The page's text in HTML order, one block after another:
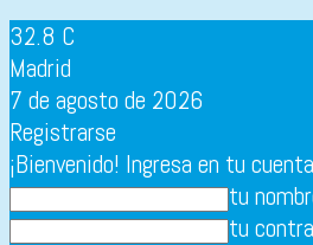
32.8 C
Madrid
7 de agosto de 2026
Registrarse
¡Bienvenido! Ingresa en tu cuenta
tu
tu